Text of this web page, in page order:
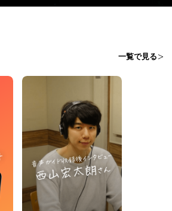
一覧で見る